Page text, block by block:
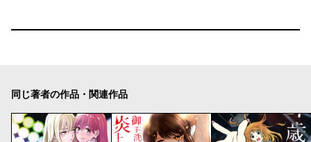
同じ著者の作品・関連作品